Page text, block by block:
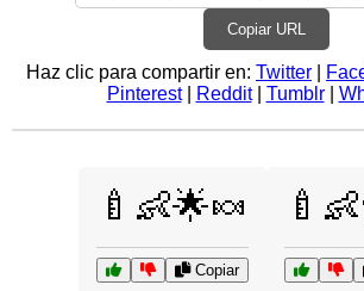
Copiar URL
Haz clic para compartir en: Twitter
Pinterest| Reddit| Tumblr|
🍼👶🌟🍬
Copiar